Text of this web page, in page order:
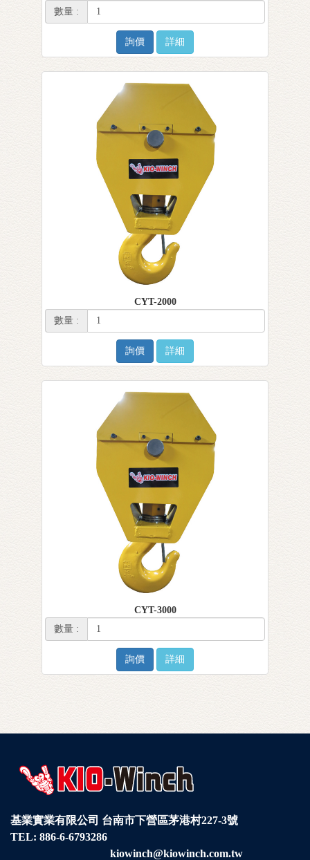
數量 :
詢價 詳細
CYT-2000
數量 :
詢價 詳細
CYT-3000
數量 :
詢價 詳細
基業實業有限公司 台南市下營區茅港村227-3號
TEL: 886-6-6793286
kiowinch@kiowinch.com.tw